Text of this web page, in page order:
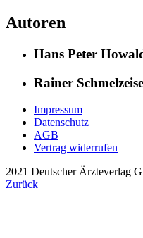
Autoren
Hans Peter
Rainer
Impressum
Datenschutz
AGB
Vertrag widerrufen
2021 Deutscher Ärzteverlag
Zurück